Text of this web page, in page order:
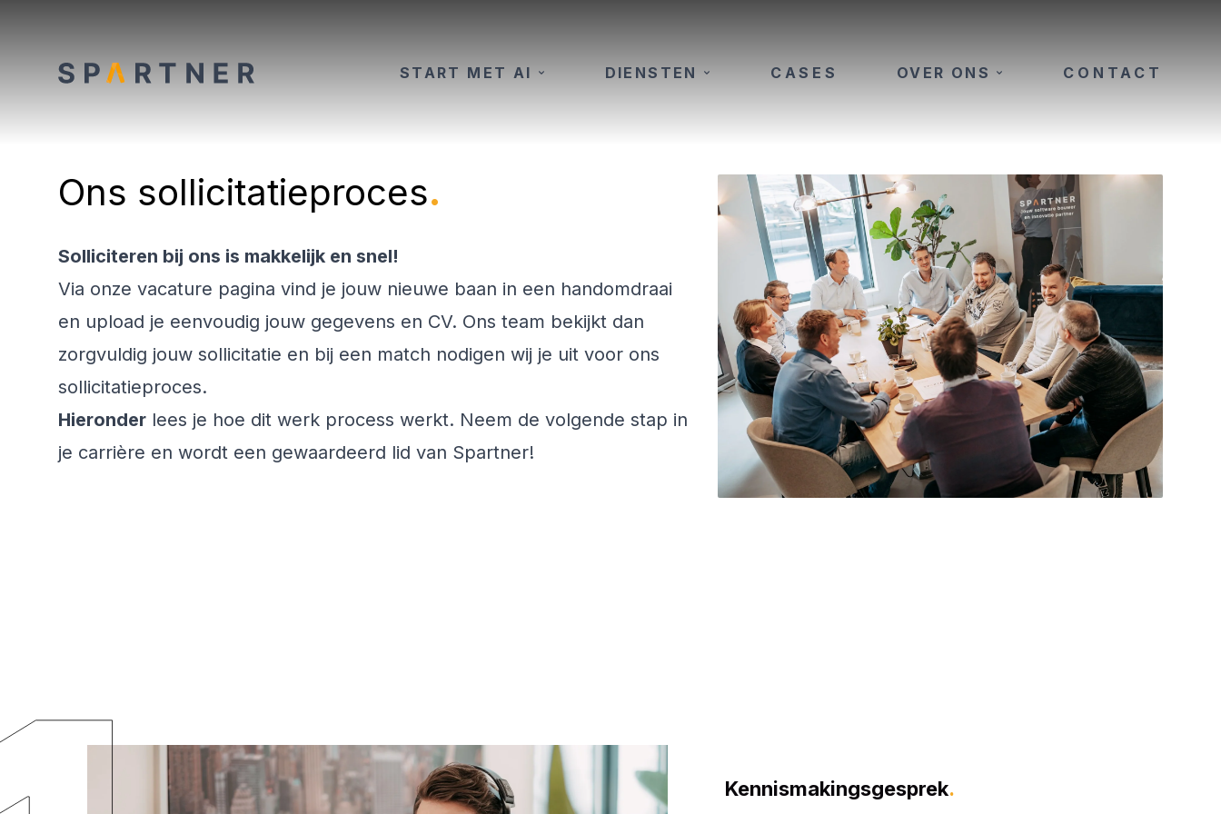
START MET AI DIENSTEN CASES OVER ONS CONTACT
Ons sollicitatieproces.
Solliciteren bij ons is makkelijk en snel!
Via onze vacature pagina vind je jouw nieuwe baan in een handomdraai
en upload je eenvoudig jouw gegevens en CV. Ons team bekijkt dan
zorgvuldig jouw sollicitatie en bij een match nodigen wij je uit voor ons
sollicitatieproces.
Hieronder lees je hoe dit werk process werkt. Neem de volgende stap in
je carrière en wordt een gewaardeerd lid van Spartner!
Kennismakingsgesprek.